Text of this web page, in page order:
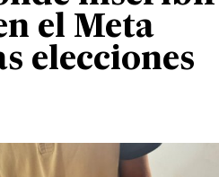
el Meta
elecciones